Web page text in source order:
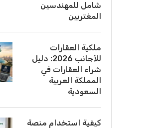
شامل للمهندسين
المغتربين
ملكية العقارات
للأجانب 2026: دليل
شراء العقارات في
المملكة العربية
السعودية
كيفية استخدام منصة